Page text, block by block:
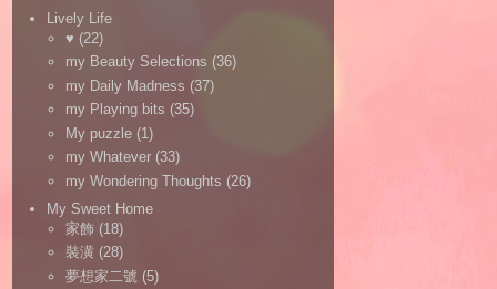
Lively Life
♥ (22)
my Beauty Selections (36)
my Daily Madness (37)
my Playing bits (35)
My puzzle (1)
my Whatever (33)
my Wondering Thoughts (26)
My Sweet Home
家飾 (18)
裝潢 (28)
夢想家二號 (5)